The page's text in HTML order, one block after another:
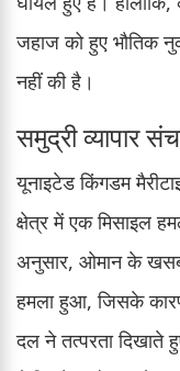
जहाज को हुए भौतिक
नहीं की है।
समुद्री व्यापार
यूनाइटेड किंगडम
क्षेत्र में एक मिसाइल
अनुसार, ओमान के खसब
हमला हुआ, जिसके
दल ने तत्परता दिखाते